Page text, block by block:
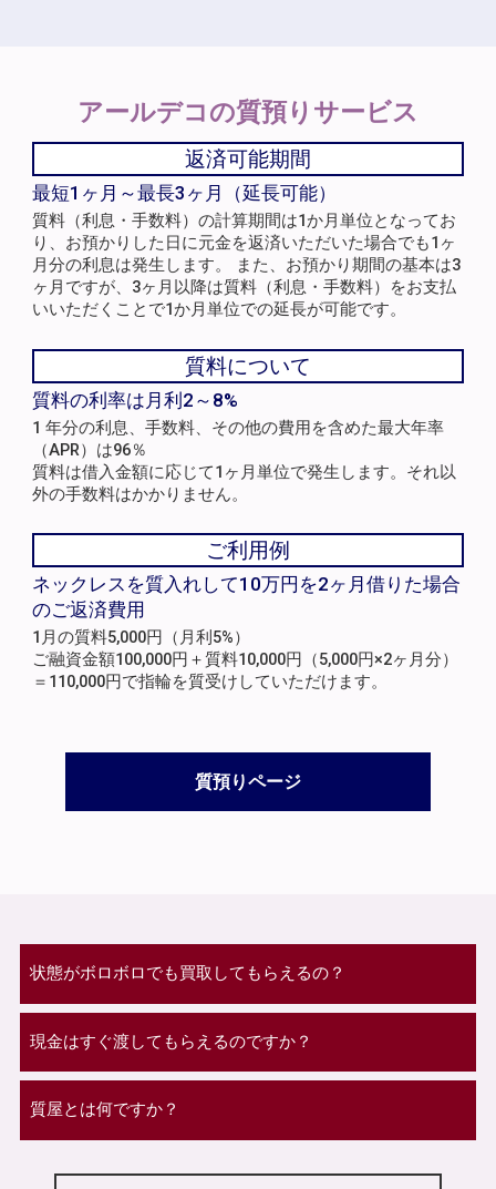
アールデコの質預りサービス
返済可能期間
最短1ヶ月～最長3ヶ月（延長可能）
質料（利息・手数料）の計算期間は1か月単位となってお
り、お預かりした日に元金を返済いただいた場合でも1ヶ
月分の利息は発生します。 また、お預かり期間の基本は3
ヶ月ですが、3ヶ月以降は質料（利息・手数料）をお支払
いいただくことで1か月単位での延長が可能です。
質料について
質料の利率は月利2～8%
1 年分の利息、手数料、その他の費用を含めた最大年率
（APR）は96％
質料は借入金額に応じて1ヶ月単位で発生します。それ以
外の手数料はかかりません。
ご利用例
ネックレスを質入れして10万円を2ヶ月借りた場合
のご返済費用
1月の質料5,000円（月利5%）
ご融資金額100,000円＋質料10,000円（5,000円×2ヶ月分）
＝110,000円で指輪を質受けしていただけます。
質預りページ
状態がボロボロでも買取してもらえるの？
現金はすぐ渡してもらえるのですか？
質屋とは何ですか？